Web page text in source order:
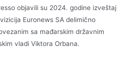
objavili su 2024. godine izveštaj
Euronews SA delimično
sa mađarskim državnim
vladi Viktora Orbana.